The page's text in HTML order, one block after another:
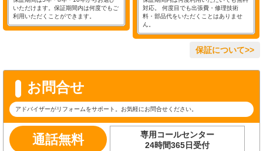
いただけます。保証期間内は何度でもご
利用いただくことができます。
対応。 何度目でも出張費・修理技術
料・部品代をいただくことはありませ
ん。
保証について>>
お問合せ
アドバイザーがリフォームをサポート。お気軽にお問合せください。
通話無料
専用コールセンター
24時間365日受付